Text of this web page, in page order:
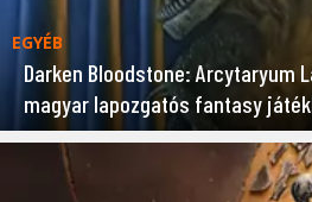
EGYÉB
Darken Bloodstone: Arcytaryum
magyar lapozgatós fantasy